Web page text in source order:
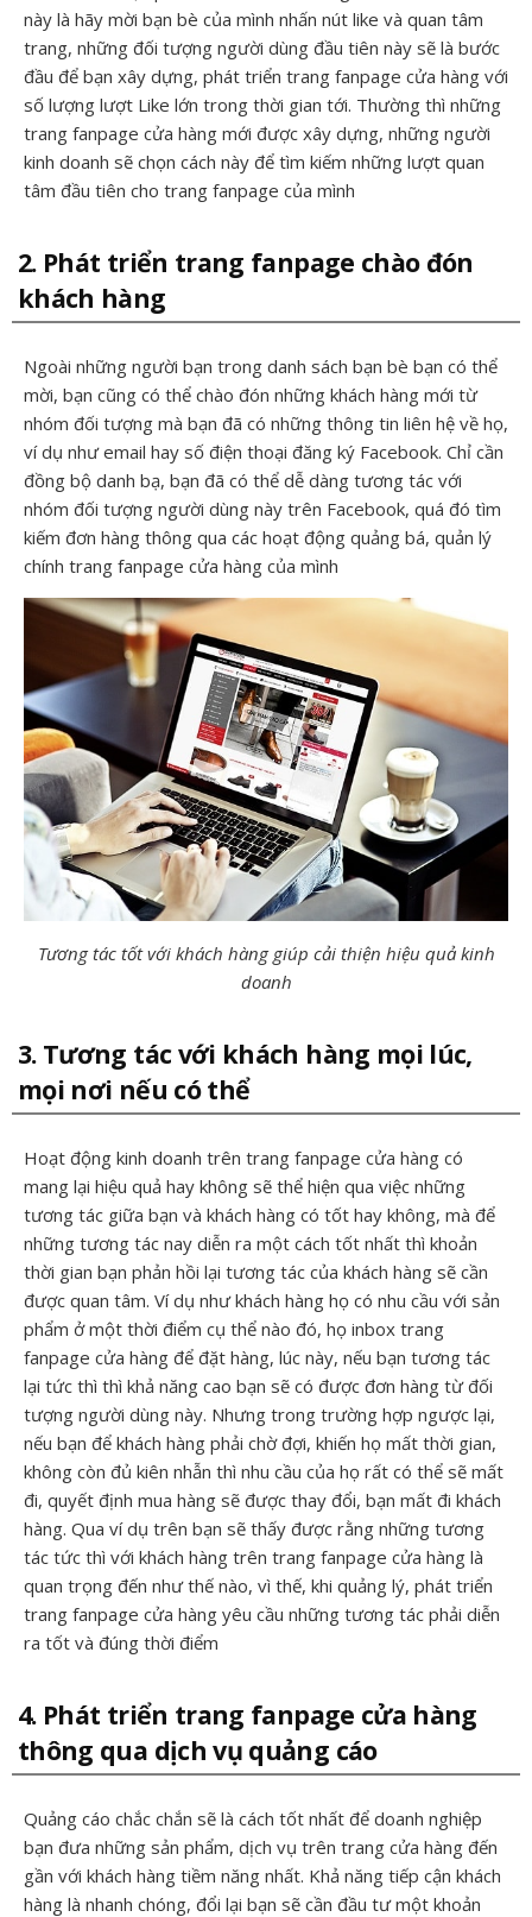
này là hãy mời bạn bè của mình nhấn nút like và quan tâm
trang, những đối tượng người dùng đầu tiên này sẽ là bước
đầu để bạn xây dựng, phát triển trang fanpage cửa hàng với
số lượng lượt Like lớn trong thời gian tới. Thường thì những
trang fanpage cửa hàng mới được xây dựng, những người
kinh doanh sẽ chọn cách này để tìm kiếm những lượt quan
tâm đầu tiên cho trang fanpage của mình
2. Phát triển trang fanpage chào đón
khách hàng
Ngoài những người bạn trong danh sách bạn bè bạn có thể
mời, bạn cũng có thể chào đón những khách hàng mới từ
nhóm đối tượng mà bạn đã có những thông tin liên hệ về họ,
ví dụ như email hay số điện thoại đăng ký Facebook. Chỉ cần
đồng bộ danh bạ, bạn đã có thể dễ dàng tương tác với
nhóm đối tượng người dùng này trên Facebook, quá đó tìm
kiếm đơn hàng thông qua các hoạt động quảng bá, quản lý
chính trang fanpage cửa hàng của mình
Tương tác tốt với khách hàng giúp cải thiện hiệu quả kinh
doanh
3. Tương tác với khách hàng mọi lúc,
mọi nơi nếu có thể
Hoạt động kinh doanh trên trang fanpage cửa hàng có
mang lại hiệu quả hay không sẽ thể hiện qua việc những
tương tác giữa bạn và khách hàng có tốt hay không, mà để
những tương tác nay diễn ra một cách tốt nhất thì khoản
thời gian bạn phản hồi lại tương tác của khách hàng sẽ cần
được quan tâm. Ví dụ như khách hàng họ có nhu cầu với sản
phẩm ở một thời điểm cụ thể nào đó, họ inbox trang
fanpage cửa hàng để đặt hàng, lúc này, nếu bạn tương tác
lại tức thì thì khả năng cao bạn sẽ có được đơn hàng từ đối
tượng người dùng này. Nhưng trong trường hợp ngược lại,
nếu bạn để khách hàng phải chờ đợi, khiến họ mất thời gian,
không còn đủ kiên nhẫn thì nhu cầu của họ rất có thể sẽ mất
đi, quyết định mua hàng sẽ được thay đổi, bạn mất đi khách
hàng. Qua ví dụ trên bạn sẽ thấy được rằng những tương
tác tức thì với khách hàng trên trang fanpage cửa hàng là
quan trọng đến như thế nào, vì thế, khi quảng lý, phát triển
trang fanpage cửa hàng yêu cầu những tương tác phải diễn
ra tốt và đúng thời điểm
4. Phát triển trang fanpage cửa hàng
thông qua dịch vụ quảng cáo
Quảng cáo chắc chắn sẽ là cách tốt nhất để doanh nghiệp
bạn đưa những sản phẩm, dịch vụ trên trang cửa hàng đến
gần với khách hàng tiềm năng nhất. Khả năng tiếp cận khách
hàng là nhanh chóng, đổi lại bạn sẽ cần đầu tư một khoản